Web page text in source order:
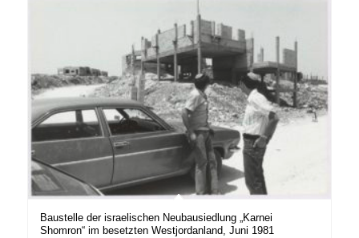
Baustelle der israelischen Neubausiedlung „Karnei
Shomron“ im besetzten Westjordanland, Juni 1981